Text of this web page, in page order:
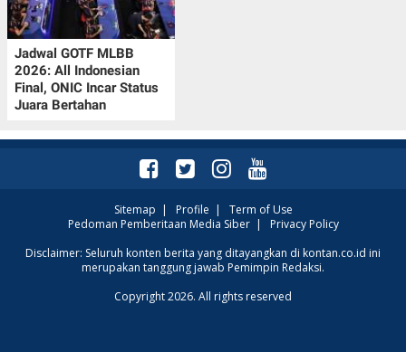
Jadwal GOTF MLBB
2026: All Indonesian
Final, ONIC Incar Status
Juara Bertahan
Sitemap | Profile | Term of Use
Pedoman Pemberitaan Media Siber| Privacy Policy
Disclaimer: Seluruh konten berita yang ditayangkan di kontan.co.id ini
merupakan tanggung jawab Pemimpin Redaksi.
Copyright 2026. All rights reserved